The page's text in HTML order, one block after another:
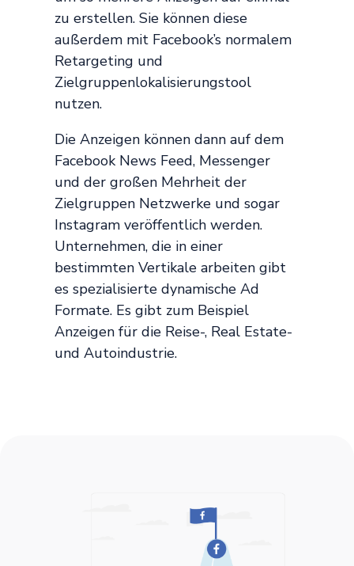
zu erstellen. Sie können diese
außerdem mit Facebook’s normalem
Retargeting und
Zielgruppenlokalisierungstool
nutzen.
Die Anzeigen können dann auf dem
Facebook News Feed, Messenger
und der großen Mehrheit der
Zielgruppen Netzwerke und sogar
Instagram veröffentlich werden.
Unternehmen, die in einer
bestimmten Vertikale arbeiten gibt
es spezialisierte dynamische Ad
Formate. Es gibt zum Beispiel
Anzeigen für die Reise-, Real Estate-
und Autoindustrie.